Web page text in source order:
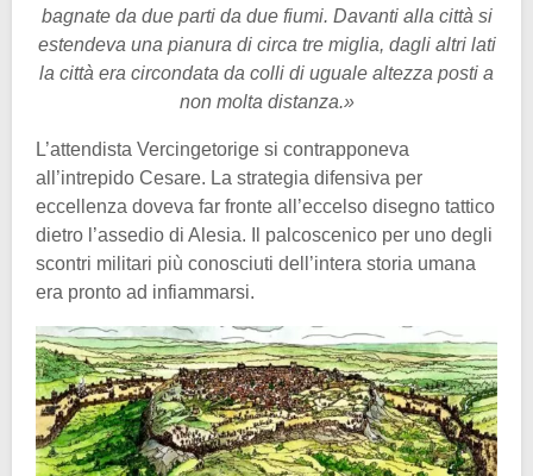
bagnate da due parti da due fiumi. Davanti alla città si
estendeva una pianura di circa tre miglia, dagli altri lati
la città era circondata da colli di uguale altezza posti a
non molta distanza.»
L’attendista Vercingetorige si contrapponeva
all’intrepido Cesare. La strategia difensiva per
eccellenza doveva far fronte all’eccelso disegno tattico
dietro l’assedio di Alesia. Il palcoscenico per uno degli
scontri militari più conosciuti dell’intera storia umana
era pronto ad infiammarsi.